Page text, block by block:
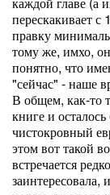
перескакивает
правку
тому же, имхо,
понятно, что
"сейчас" - наше
В общем, как-то
книге и
чистокровный
этом вот такой
встречается
заинтересовала,